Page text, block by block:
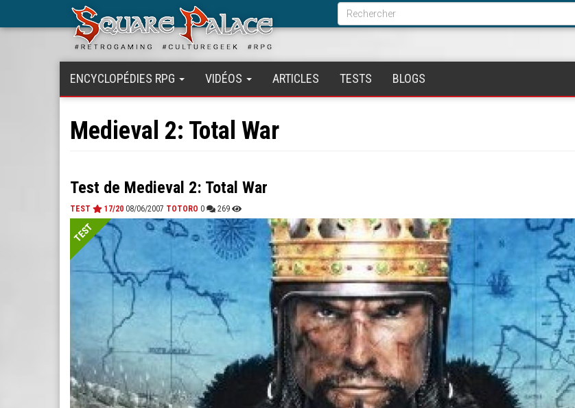
Formulaire
de
recherche
Rechercher
ENCYCLOPÉDIES RPG VIDÉOS ARTICLES TESTS BLOGS
Medieval 2: Total War
Test de Medieval 2: Total War
TEST 17/20 08/06/2007 TOTORO 0 269